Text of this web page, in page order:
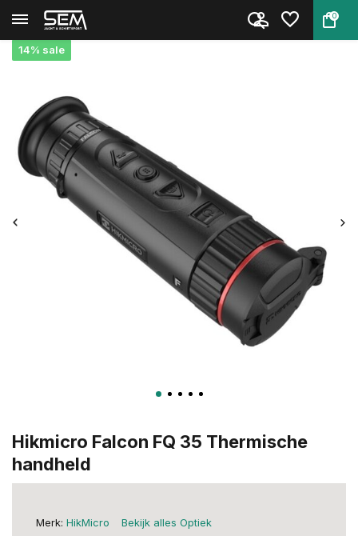
0
Terug Home Hikmicro Falcon FQ 35 Thermisc...
Hikmicro Falcon FQ 35 Thermische
handheld
14% sale
Merk: HikMicro Bekijk alles Optiek